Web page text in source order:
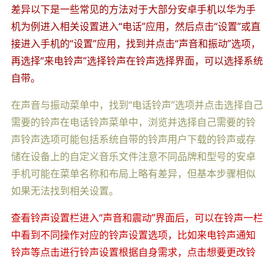
差异以下是一些常见的方法对于大部分安卓手机以华为手
机为例进入相关设置进入“电话”应用，然后点击“设置”或直
接进入手机的“设置”应用，找到并点击“声音和振动”选项，
再选择“来电铃声”选择铃声在铃声选择界面，可以选择系统
自带。
在声音与振动菜单中，找到“电话铃声”选项并点击选择自己
需要的铃声在电话铃声菜单中，浏览并选择自己需要的铃
声铃声选项可能包括系统自带的铃声用户下载的铃声或存
储在设备上的自定义音乐文件注意不同品牌和型号的安卓
手机可能在菜单名称和布局上略有差异，但基本步骤相似
如果无法找到相关设置。
查看铃声设置栏进入“声音和震动”界面后，可以在铃声一栏
中看到不同操作对应的铃声设置选项，比如来电铃声通知
铃声等点击进行铃声设置根据自身需求，点击想要更改铃